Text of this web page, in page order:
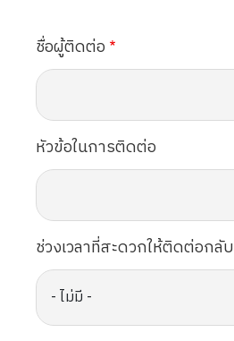
ชื่อผู้ติดต่อ
หัวข้อในการติดต่อ
ช่วงเวลาที่สะดวกให้ติดต่อกลับ